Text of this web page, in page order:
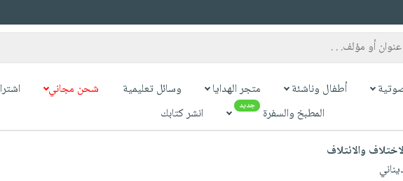
أطفال وناشئة متجر الهدايا وسائل تعليمية شحن مجاني
المطبخ والسفرة جديد
انشر كتابك
والائتلاف